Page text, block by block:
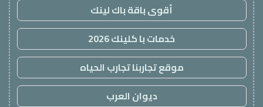
أقوى باقة باك لينك
خدمات با كلينك 2026
موقع تجاربنا تجارب الحياه
ديوان العرب